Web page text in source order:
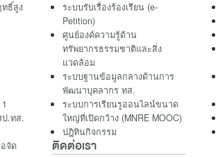
ธิ์สูง
ป.ทส.
จัด
ระบบรับเรื่องร้องเรียน (e-
Petition)
ศูนย์องค์ความรู้ด้าน
ทรัพยากรธรรมชาติและสิ่ง
แวดล้อม
ระบบฐานข้อมูลกลางด้านการ
พัฒนาบุคลากร ทส.
ระบบการเรียนรูออนไลน์ขนาด
ใหญ่ที่เปิดกว้าง (MNRE MOOC)
ปฎิทินกิจกรรม
ติดต่อเรา